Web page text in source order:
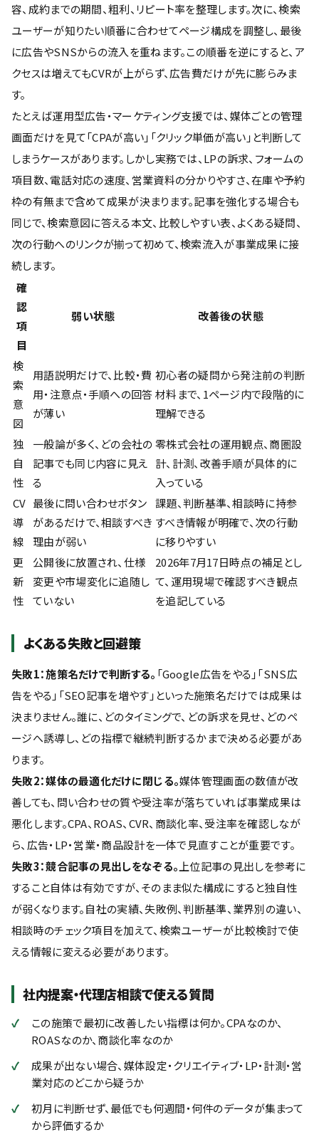
容、成約までの期間、粗利、リピート率を整理します。次に、検索
ユーザーが知りたい順番に合わせてページ構成を調整し、最後
に広告やSNSからの流入を重ねます。この順番を逆にすると、ア
クセスは増えてもCVRが上がらず、広告費だけが先に膨らみま
す。
たとえば運用型広告・マーケティング支援では、媒体ごとの管理
画面だけを見て「CPAが高い」「クリック単価が高い」と判断して
しまうケースがあります。しかし実務では、LPの訴求、フォームの
項目数、電話対応の速度、営業資料の分かりやすさ、在庫や予約
枠の有無まで含めて成果が決まります。記事を強化する場合も
同じで、検索意図に答える本文、比較しやすい表、よくある疑問、
次の行動へのリンクが揃って初めて、検索流入が事業成果に接
続します。
確
認
項
目
弱い状態 改善後の状態
検
索
意
図
用語説明だけで、比較・費
用・注意点・手順への回答
が薄い
初心者の疑問から発注前の判断
材料まで、1ページ内で段階的に
理解できる
独
自
性
一般論が多く、どの会社の
記事でも同じ内容に見え
る
零株式会社の運用観点、商圏設
計、計測、改善手順が具体的に
入っている
CV
導
線
最後に問い合わせボタン
があるだけで、相談すべき
理由が弱い
課題、判断基準、相談時に持参
すべき情報が明確で、次の行動
に移りやすい
更
新
性
公開後に放置され、仕様
変更や市場変化に追随し
ていない
2026年7月17日時点の補足とし
て、運用現場で確認すべき観点
を追記している
よくある失敗と回避策
失敗1：施策名だけで判断する。 「Google広告をやる」「SNS広
告をやる」「SEO記事を増やす」といった施策名だけでは成果は
決まりません。誰に、どのタイミングで、どの訴求を見せ、どのペ
ージへ誘導し、どの指標で継続判断するかまで決める必要があ
ります。
失敗2：媒体の最適化だけに閉じる。媒体管理画面の数値が改
善しても、問い合わせの質や受注率が落ちていれば事業成果は
悪化します。CPA、ROAS、CVR、商談化率、受注率を確認しなが
ら、広告・LP・営業・商品設計を一体で見直すことが重要です。
失敗3：競合記事の見出しをなぞる。 上位記事の見出しを参考に
すること自体は有効ですが、そのまま似た構成にすると独自性
が弱くなります。自社の実績、失敗例、判断基準、業界別の違い、
相談時のチェック項目を加えて、検索ユーザーが比較検討で使
える情報に変える必要があります。
社内提案・代理店相談で使える質問
この施策で最初に改善したい指標は何か。CPAなのか、
ROASなのか、商談化率なのか
成果が出ない場合、媒体設定・クリエイティブ・LP・計測・営
業対応のどこから疑うか
初月に判断せず、最低でも何週間・何件のデータが集まって
から評価するか